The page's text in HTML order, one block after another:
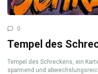
0
Tempel des
Tempel des Schreckens, ein
spannend und